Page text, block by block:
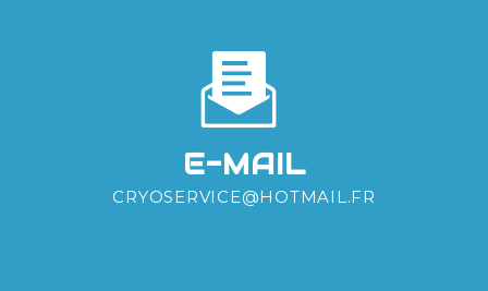
E-MAIL
CRYOSERVICE@HOTMAIL.FR